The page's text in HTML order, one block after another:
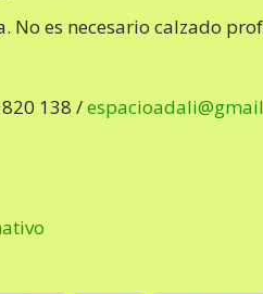
No es necesario calzado
138 /